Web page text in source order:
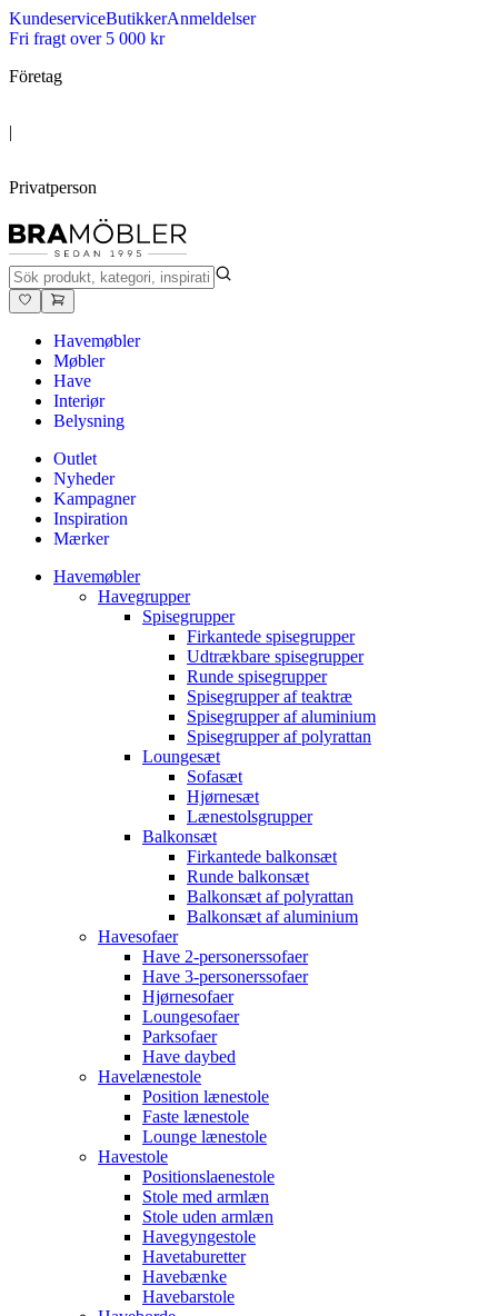
KundeserviceButikkerAnmeldelser
Fri fragt over 5 000 kr
Företag
|
Privatperson
Havemøbler
Møbler
Have
Interiør
Belysning
Outlet
Nyheder
Kampagner
Inspiration
Mærker
Havemøbler
Havegrupper
Spisegrupper
Firkantede spisegrupper
Udtrækbare spisegrupper
Runde spisegrupper
Spisegrupper af teaktræ
Spisegrupper af aluminium
Spisegrupper af polyrattan
Loungesæt
Sofasæt
Hjørnesæt
Lænestolsgrupper
Balkonsæt
Firkantede balkonsæt
Runde balkonsæt
Balkonsæt af polyrattan
Balkonsæt af aluminium
Havesofaer
Have 2-personerssofaer
Have 3-personerssofaer
Hjørnesofaer
Loungesofaer
Parksofaer
Have daybed
Havelænestole
Position lænestole
Faste lænestole
Lounge lænestole
Havestole
Positionslaenestole
Stole med armlæn
Stole uden armlæn
Havegyngestole
Havetaburetter
Havebænke
Havebarstole